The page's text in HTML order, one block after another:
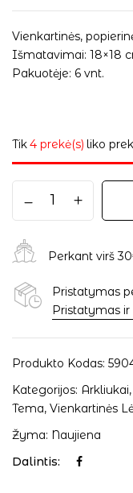
Vienkartinės,
Išmatavimai: 18×18
Pakuotėje: 6 vnt.
Tik4 prekė(s) liko
Perkant virš
Pristatymas
Pristatymas ir
Produkto Kodas:
Kategorijos: Arkliukai,
Tema, Vienkartinės
Žyma: Naujiena
Dalintis: